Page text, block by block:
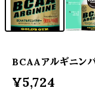
BCAAアルギニン
¥5,724